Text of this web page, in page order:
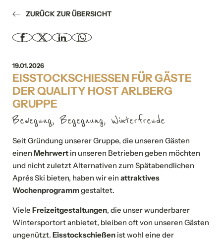
ZURÜCK ZUR ÜBERSICHT
19.01.2026
EISSTOCKSCHIESSEN FÜR GÄSTE D
ER QUALITY HOST ARLBERG G
RUPPE
Bewegung, Begegnung, Winterfreude
Seit Gründung unserer Gruppe, die unseren Gästen
einen Mehrwert in unseren Betrieben geben möchten
und nicht zuletzt Alternativen zum Spätabendlichen
Aprés Ski bieten, haben wir ein attraktives
Wochenprogrammgestaltet.
Viele Freizeitgestaltungen, die unser wunderbarer
Wintersportort anbietet, bleiben oft von unseren Gästen
ungenützt. Eisstockschießen ist wohl eine der